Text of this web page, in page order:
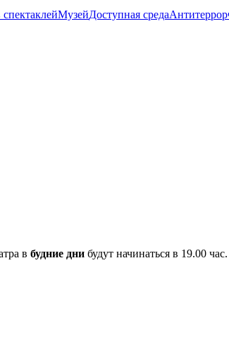
МузейДоступная средаАнтитеррор
в будние дни будут начинаться в 19.00 час.